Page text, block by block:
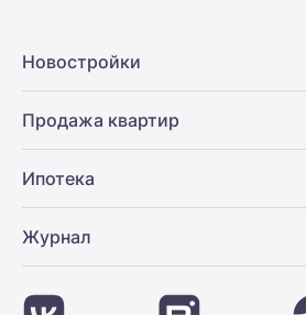
Новостройки
Продажа квартир
Ипотека
Журнал